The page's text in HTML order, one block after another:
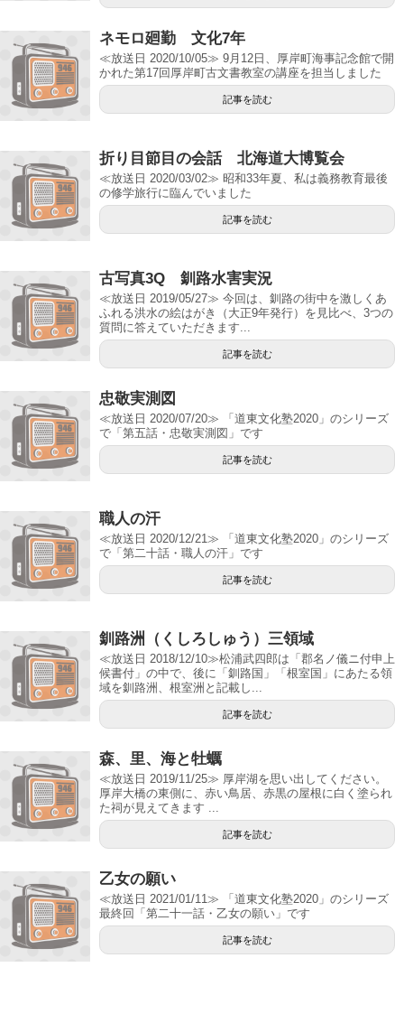
ネモロ廻勤 文化7年
≪放送日 2020/10/05≫ 9月12日、厚岸町海事記念館で開
かれた第17回厚岸町古文書教室の講座を担当しました
記事を読む
折り目節目の会話 北海道大博覧会
≪放送日 2020/03/02≫ 昭和33年夏、私は義務教育最後
の修学旅行に臨んでいました
記事を読む
古写真3Q 釧路水害実況
≪放送日 2019/05/27≫ 今回は、釧路の街中を激しくあ
ふれる洪水の絵はがき（大正9年発行）を見比べ、3つの
質問に答えていただきます...
記事を読む
忠敬実測図
≪放送日 2020/07/20≫ 「道東文化塾2020」のシリーズ
で「第五話・忠敬実測図」です
記事を読む
職人の汗
≪放送日 2020/12/21≫ 「道東文化塾2020」のシリーズ
で「第二十話・職人の汗」です
記事を読む
釧路洲（くしろしゅう）三領域
≪放送日 2018/12/10≫松浦武四郎は「郡名ノ儀ニ付申上
候書付」の中で、後に「釧路国」「根室国」にあたる領
域を釧路洲、根室洲と記載し...
記事を読む
森、里、海と牡蠣
≪放送日 2019/11/25≫ 厚岸湖を思い出してください。
厚岸大橋の東側に、赤い鳥居、赤黒の屋根に白く塗られ
た祠が見えてきます ...
記事を読む
乙女の願い
≪放送日 2021/01/11≫ 「道東文化塾2020」のシリーズ
最終回「第二十一話・乙女の願い」です
記事を読む